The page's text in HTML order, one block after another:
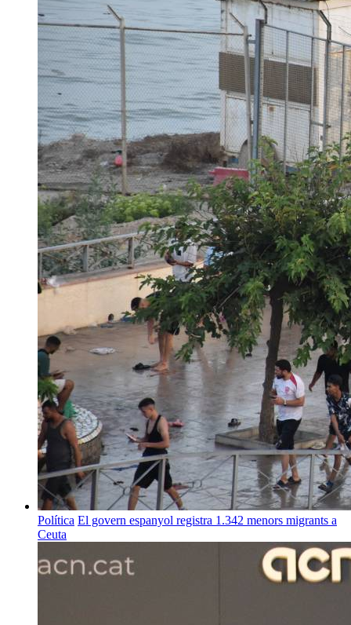
Política El govern espanyol registra 1.342 menors migrants a
Ceuta